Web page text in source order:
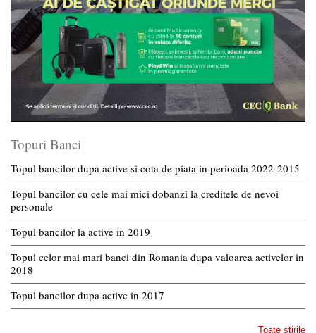
Topuri Banci
Topul bancilor dupa active si cota de piata in perioada 2022-2015
Topul bancilor cu cele mai mici dobanzi la creditele de nevoi
personale
Topul bancilor la active in 2019
Topul celor mai mari banci din Romania dupa valoarea activelor in
2018
Topul bancilor dupa active in 2017
Toate stirile